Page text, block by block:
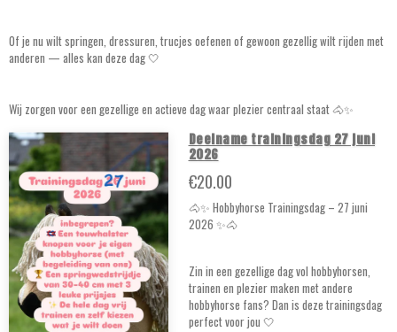
Of je nu wilt springen, dressuren, trucjes oefenen of gewoon gezellig wilt rijden met
anderen — alles kan deze dag 🤍
Wij zorgen voor een gezellige en actieve dag waar plezier centraal staat 🐴✨
Deelname trainingsdag 27 juni
2026
€20.00
🐴✨ Hobbyhorse Trainingsdag – 27 juni
2026 ✨🐴
Zin in een gezellige dag vol hobbyhorsen,
trainen en plezier maken met andere
hobbyhorse fans? Dan is deze trainingsdag
perfect voor jou 🤍